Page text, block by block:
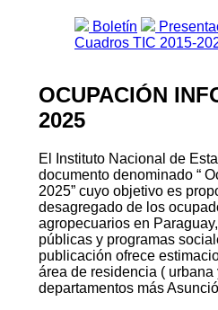
Boletín
Cuadros TIC 2015-
OCUPACIÓN
2025
El Instituto Nacional de
documento denominado “
2025” cuyo objetivo es
desagregado de los
agropecuarios en
públicas y programas
publicación ofrece
área de residencia ( urbana
departamentos más